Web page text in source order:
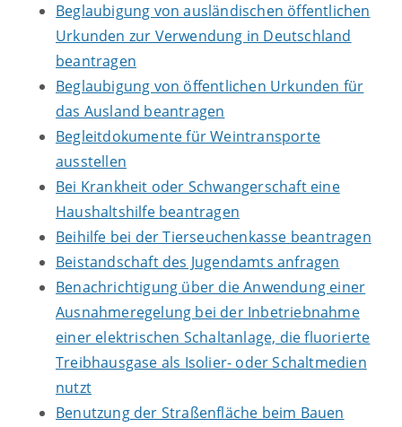
Beglaubigung von ausländischen öffentlichen
Urkunden zur Verwendung in Deutschland
beantragen
Beglaubigung von öffentlichen Urkunden für
das Ausland beantragen
Begleitdokumente für Weintransporte
ausstellen
Bei Krankheit oder Schwangerschaft eine
Haushaltshilfe beantragen
Beihilfe bei der Tierseuchenkasse beantragen
Beistandschaft des Jugendamts anfragen
Benachrichtigung über die Anwendung einer
Ausnahmeregelung bei der Inbetriebnahme
einer elektrischen Schaltanlage, die fluorierte
Treibhausgase als Isolier- oder Schaltmedien
nutzt
Benutzung der Straßenfläche beim Bauen